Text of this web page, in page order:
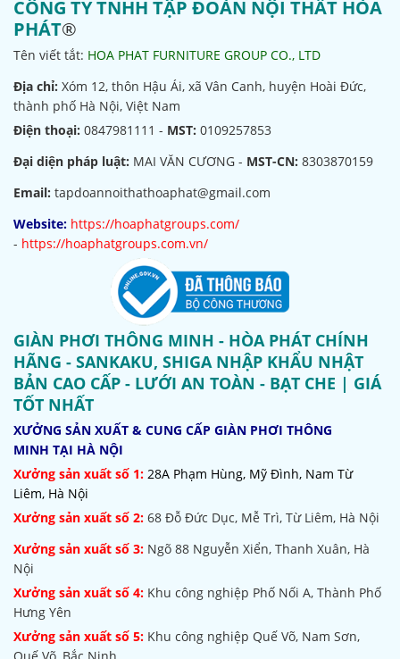
CÔNG TY TNHH TẬP ĐOÀN NỘI THẤT HÒA
PHÁT®
Tên viết tắt: HOA PHAT FURNITURE GROUP CO., LTD
Địa chỉ: Xóm 12, thôn Hậu Ái, xã Vân Canh, huyện Hoài Đức,
thành phố Hà Nội, Việt Nam
Điện thoại: 0847981111 - MST: 0109257853
Đại diện pháp luật: MAI VĂN CƯƠNG - MST-CN: 8303870159
Email: tapdoannoithathoaphat@gmail.com
Website: https://hoaphatgroups.com/
- https://hoaphatgroups.com.vn/
GIÀN PHƠI THÔNG MINH - HÒA PHÁT CHÍNH
HÃNG - SANKAKU, SHIGA NHẬP KHẨU NHẬT
BẢN CAO CẤP - LƯỚI AN TOÀN - BẠT CHE | GIÁ
TỐT NHẤT
XƯỞNG SẢN XUẤT & CUNG CẤP GIÀN PHƠI THÔNG
MINH TẠI HÀ NỘI
Xưởng sản xuất số 1: 28A Phạm Hùng, Mỹ Đình, Nam Từ
Liêm, Hà Nội
Xưởng sản xuất số 2: 68 Đỗ Đức Dục, Mễ Trì, Từ Liêm, Hà Nội
Xưởng sản xuất số 3: Ngõ 88 Nguyễn Xiển, Thanh Xuân, Hà
Nội
Xưởng sản xuất số 4: Khu công nghiệp Phố Nối A, Thành Phố
Hưng Yên
Xưởng sản xuất số 5: Khu công nghiệp Quế Võ, Nam Sơn,